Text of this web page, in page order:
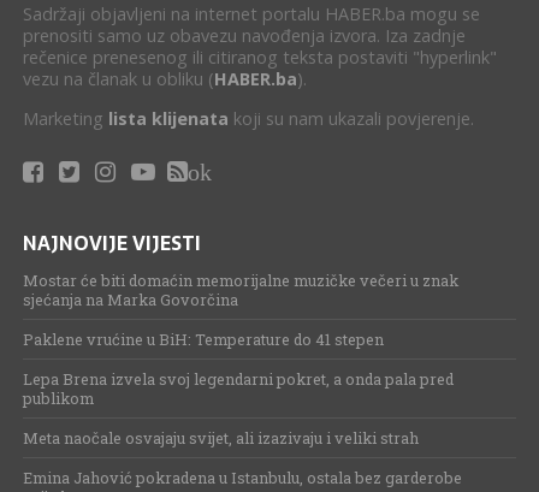
Sadržaji objavljeni na internet portalu HABER.ba mogu se
prenositi samo uz obavezu navođenja izvora. Iza zadnje
rečenice prenesenog ili citiranog teksta postaviti "hyperlink"
vezu na članak u obliku (HABER.ba).
Marketing lista klijenata koji su nam ukazali povjerenje.
ok
NAJNOVIJE VIJESTI
Mostar će biti domaćin memorijalne muzičke večeri u znak
sjećanja na Marka Govorčina
Paklene vrućine u BiH: Temperature do 41 stepen
Lepa Brena izvela svoj legendarni pokret, a onda pala pred
publikom
Meta naočale osvajaju svijet, ali izazivaju i veliki strah
Emina Jahović pokradena u Istanbulu, ostala bez garderobe